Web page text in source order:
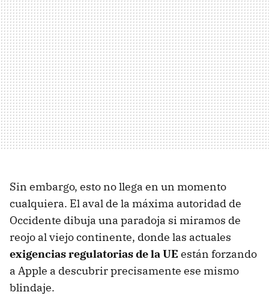
Sin embargo, esto no llega en un momento
cualquiera. El aval de la máxima autoridad de
Occidente dibuja una paradoja si miramos de
reojo al viejo continente, donde las actuales
exigencias regulatorias de la UE están forzando
a Apple a descubrir precisamente ese mismo
blindaje.